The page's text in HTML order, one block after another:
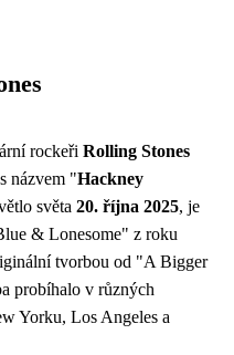
rockeři Rolling Stones
názvem "Hackney
světa 20. října 2025, je
& Lonesome" z roku
tvorbou od "A Bigger
probíhalo v různých
Yorku, Los Angeles a